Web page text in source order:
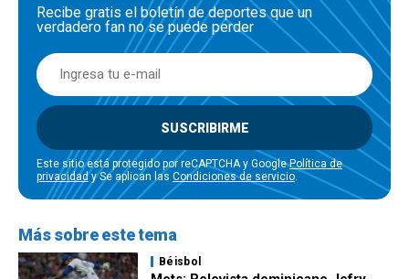
Recibe gratis el boletín de deportes que un
verdadero fan no se puede perder
SUSCRIBIRME
Este sitio está protegido por reCAPTCHA y GooglePolítica de
privacidady Se aplican las Condiciones de servicio.
Más sobre este tema
Béisbol